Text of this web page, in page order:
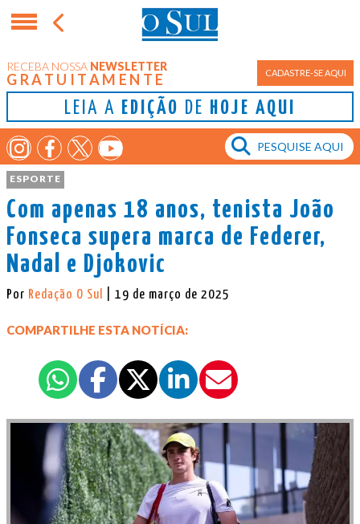
RECEBA NOSSA NEWSLETTER
GRATUITAMENTE CADASTRE-SE AQUI
LEIA A EDIÇÃO DE HOJE AQUI
ESPORTE
Com apenas 18 anos, tenista João
Fonseca supera marca de Federer,
Nadal e Djokovic
Por Redação O Sul | 19 de março de 2025
COMPARTILHE ESTA NOTÍCIA: